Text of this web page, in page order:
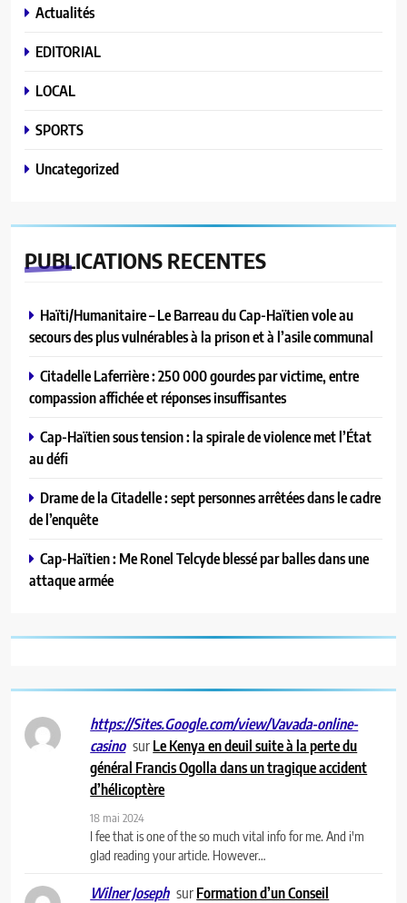
Actualités
EDITORIAL
LOCAL
SPORTS
Uncategorized
PUBLICATIONS RECENTES
Haïti/Humanitaire – Le Barreau du Cap-Haïtien vole au
secours des plus vulnérables à la prison et à l’asile communal
Citadelle Laferrière : 250 000 gourdes par victime, entre
compassion affichée et réponses insuffisantes
Cap-Haïtien sous tension : la spirale de violence met l’État
au défi
Drame de la Citadelle : sept personnes arrêtées dans le cadre
de l’enquête
Cap-Haïtien : Me Ronel Telcyde blessé par balles dans une
attaque armée
https://Sites.Google.com/view/Vavada-online-
casino surLe Kenya en deuil suite à la perte du
général Francis Ogolla dans un tragique accident
d’hélicoptère
18 mai 2024
I fee that is one of the so much vital info for me. And i'm
glad reading your article. However…
Wilner Joseph surFormation d’un Conseil